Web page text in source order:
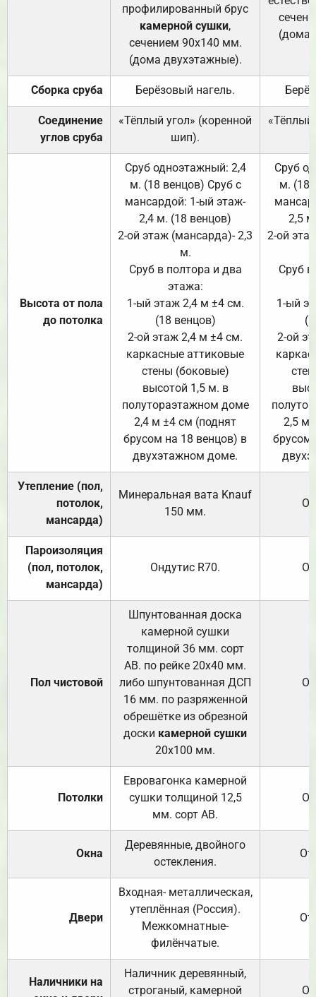
профилированный брус
камерной сушки,
сечением 90х140 мм.
(дома двухэтажные).
(дома
Сборка сруба Берёзовый нагель.
Соединение
углов сруба
«Тёплый угол» (коренной
шип).
«Тёплый
Высота от пола
до потолка
Сруб одноэтажный: 2,4
м. (18 венцов) Сруб с
мансардой: 1-ый этаж-
2,4 м. (18 венцов)
2-ой этаж (мансарда)- 2,3
м.
Сруб в полтора и два
этажа:
1-ый этаж 2,4 м ±4 см.
(18 венцов)
2-ой этаж 2,4 м ±4 см.
каркасные аттиковые
стены (боковые)
высотой 1,5 м. в
полутораэтажном доме
2,4 м ±4 см (поднят
брусом на 18 венцов) в
двухэтажном доме.
Сруб
м. (18
2,5
2-ой
Сруб
1-ый
2-ой
2,5 м
брусом
Утепление (пол,
потолок,
мансарда)
Минеральная вата Knauf
150 мм.
Пароизоляция
(пол, потолок,
мансарда)
Ондутис R70.
Пол чистовой
Шпунтованная доска
камерной сушки
толщиной 36 мм. сорт
АВ. по рейке 20х40 мм.
либо шпунтованная ДСП
16 мм. по разряженной
обрешётке из обрезной
доски камерной сушки
20х100 мм.
Потолки
Евровагонка камерной
сушки толщиной 12,5
мм. сорт АВ.
Окна
Деревянные, двойного
остекления.
Двери
Входная- металлическая,
утеплённая (Россия).
Межкомнатные-
филёнчатые.
Наличники на
Наличник деревянный,
строганый, камерной